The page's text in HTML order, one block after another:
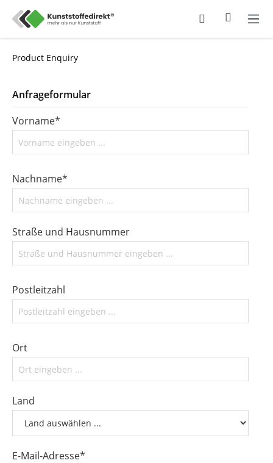
Product Enquiry
Anfrageformular
Vorname*
Nachname*
Straße und Hausnummer
Postleitzahl
Ort
Land
E-Mail-Adresse*